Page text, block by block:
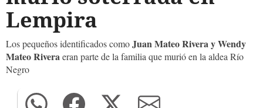
Lempira
Los pequeños identificados comoJuan Mateo Rivera y Wendy
Mateo Riveraeran parte de la familia que murió en la aldea Río
Negro